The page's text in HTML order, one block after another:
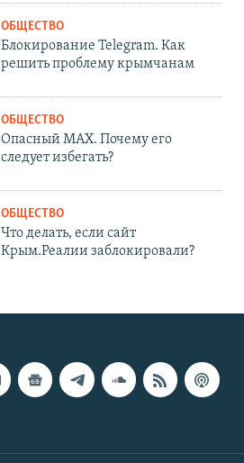
ОБЩЕСТВО
Блокирование Telegram. Как
решить проблему крымчанам
ОБЩЕСТВО
Опасный MAX. Почему его
следует избегать?
ОБЩЕСТВО
Что делать, если сайт
Крым.Реалии заблокировали?